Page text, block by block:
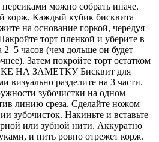
можно собрать иначе.
корж. Каждый кубик бисквита
на основание горкой, чередуя
торт пленкой и уберите в
часов (чем дольше он будет
Затем покройте торт остатком
НА ЗАМЕТКУ Бисквит для
визуально разделите на 3 части.
зубочистки на одном
линию среза. Сделайте ножом
зубочисток. Накиньте и вставьте
или зубной нити. Аккуратно
и нить ровно отрежет корж.